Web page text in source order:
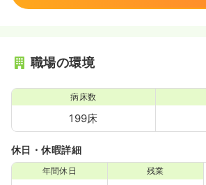
職場の環境
病床数
199床
休日・休暇詳細
年間休日 残業